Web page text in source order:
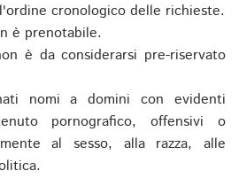
cronologico delle richieste.
è prenotabile.
è da considerarsi pre-riservato
nomi a domini con evidenti
pornografico, offensivi o
al sesso, alla razza, alle